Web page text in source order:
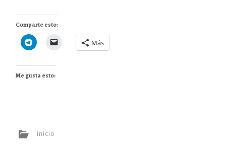
Comparte esto:
Más
Me gusta esto:
inicio